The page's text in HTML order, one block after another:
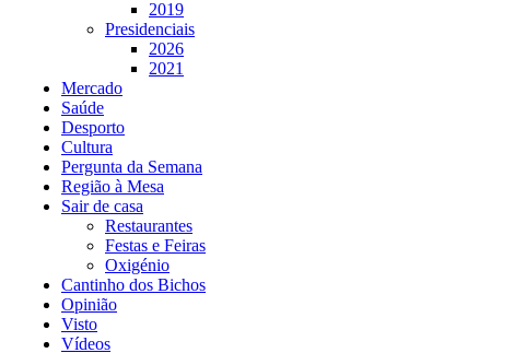
2019
Presidenciais
2026
2021
Mercado
Saúde
Desporto
Cultura
Pergunta da Semana
Região à Mesa
Sair de casa
Restaurantes
Festas e Feiras
Oxigénio
Cantinho dos Bichos
Opinião
Visto
Vídeos